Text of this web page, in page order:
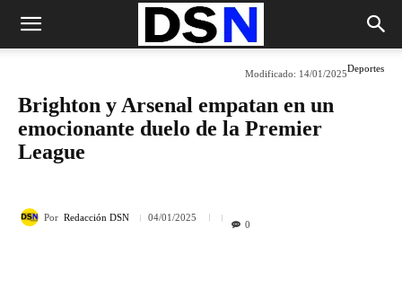
Deportes
Modificado: 14/01/2025
Brighton y Arsenal empatan en un
emocionante duelo de la Premier
League
Por Redacción DSN 04/01/2025
0